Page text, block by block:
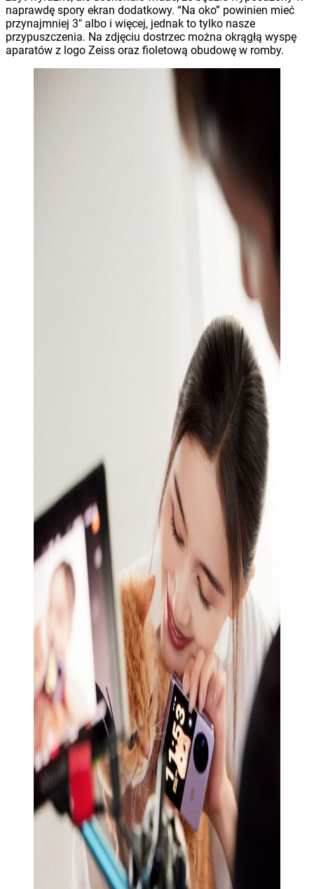
naprawdę spory ekran dodatkowy. “Na oko” powinien mieć
przynajmniej 3″ albo i więcej, jednak to tylko nasze
przypuszczenia. Na zdjęciu dostrzec można okrągłą wyspę
aparatów z logo Zeiss oraz fioletową obudowę w romby.